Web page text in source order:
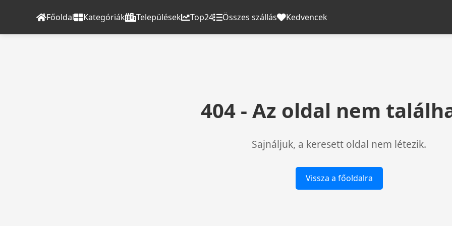
Főoldal Kategóriák Települések Top24 Összes szállás Kedvencek
404 - Az oldal nem
Sajnáljuk, a keresett oldal nem létezik.
Vissza a főoldalra